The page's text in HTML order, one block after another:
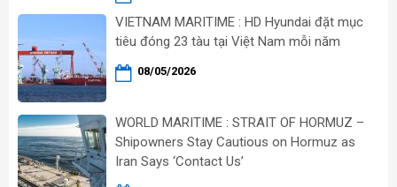
VIETNAM MARITIME : HD Hyundai đặt mục
tiêu đóng 23 tàu tại Việt Nam mỗi năm
08/05/2026
WORLD MARITIME : STRAIT OF HORMUZ –
Shipowners Stay Cautious on Hormuz as
Iran Says ‘Contact Us’